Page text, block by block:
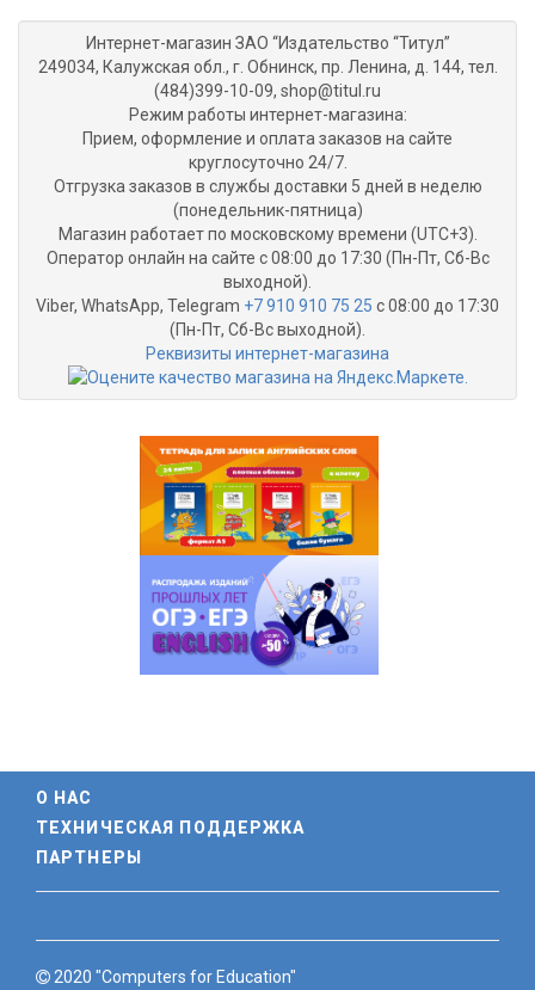
Интернет-магазин ЗАО “Издательство “Титул”
249034, Калужская обл., г. Обнинск, пр. Ленина, д. 144, тел.
(484)399-10-09, shop@titul.ru
Режим работы интернет-магазина:
Прием, оформление и оплата заказов на сайте
круглосуточно 24/7.
Отгрузка заказов в службы доставки 5 дней в неделю
(понедельник-пятница)
Магазин работает по московскому времени (UTC+3).
Оператор онлайн на сайте с 08:00 до 17:30 (Пн-Пт, Сб-Вс
выходной).
Viber, WhatsApp, Telegram +7 910 910 75 25 с 08:00 до 17:30
(Пн-Пт, Сб-Вс выходной).
Реквизиты интернет-магазина
О НАС
ТЕХНИЧЕСКАЯ ПОДДЕРЖКА
ПАРТНЕРЫ
2020 "Computers for Education"